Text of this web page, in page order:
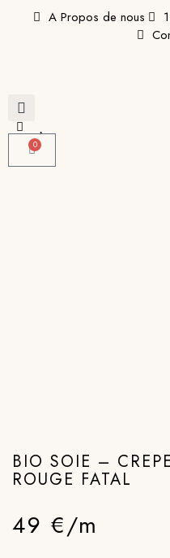
A Propos de nous
0
BIO SOIE –
ROUGE FATAL
49 €/m